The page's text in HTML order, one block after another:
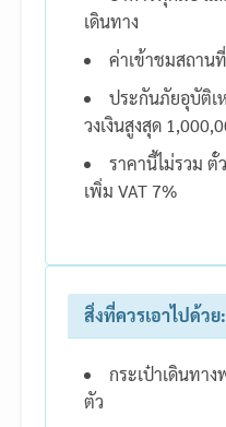
เดินทาง
ค่าเข้าชมสถาน
ประกันภัยอุบัติเ
วงเงินสูงสุด
ราคานี้ไม่รวม ตั๋
เพิ่ม VAT 7%
สิ่งที่ควรเอาไปด้วย:
กระเป๋าเดินทา
ตัว